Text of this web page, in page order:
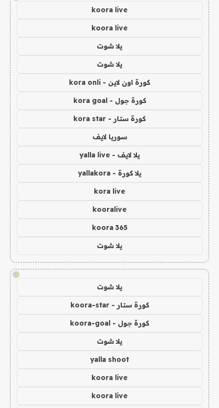
koora live
koora live
يلا شوت
يلا شوت
كورة اون لاين - kora onli
كورة جول - kora goal
كورة ستار - kora star
سوريا لايف
يلا لايف - yalla live
يلا كورة - yallakora
kora live
kooralive
koora 365
يلا شوت
!
يلا شوت
كورة ستار - koora-star
كورة جول - koora-goal
يلا شوت
yalla shoot
koora live
koora live